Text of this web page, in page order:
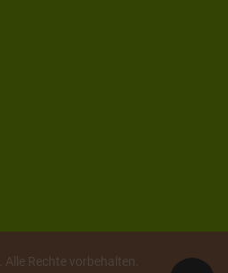
Rechte vorbehalten.